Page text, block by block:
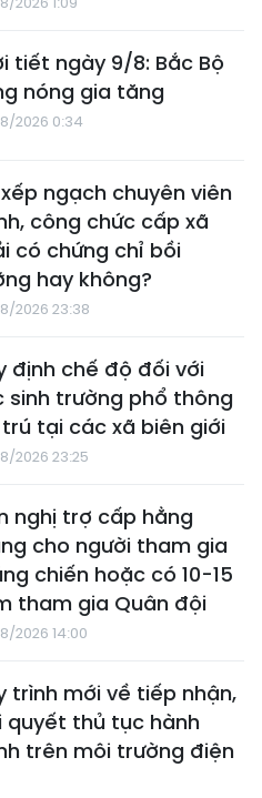
tiết ngày 9/8: Bắc Bộ
nóng gia tăng
2026 0:34
xếp ngạch chuyên viên
công chức cấp xã
có chứng chỉ bồi
hay không?
2026 23:38
định chế độ đối với
sinh trường phổ thông
tại các xã biên giới
2026 23:25
nghị trợ cấp hằng
cho người tham gia
chiến hoặc có 10-15
tham gia Quân đội
2026 14:00
trình mới về tiếp nhận,
quyết thủ tục hành
trên môi trường điện